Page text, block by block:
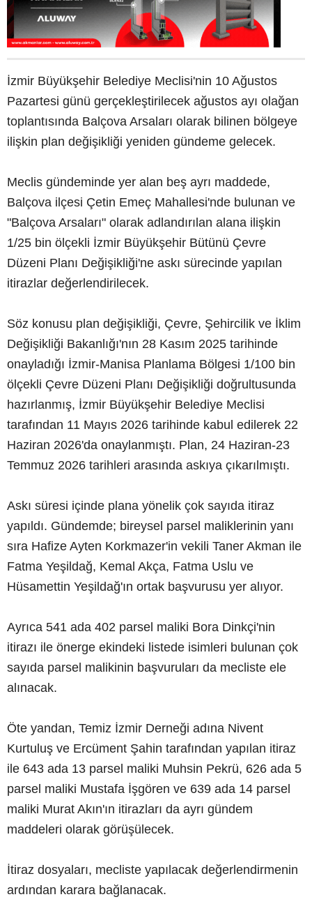
İzmir Büyükşehir Belediye Meclisi'nin 10 Ağustos
Pazartesi günü gerçekleştirilecek ağustos ayı olağan
toplantısında Balçova Arsaları olarak bilinen bölgeye
ilişkin plan değişikliği yeniden gündeme gelecek.
Meclis gündeminde yer alan beş ayrı maddede,
Balçova ilçesi Çetin Emeç Mahallesi'nde bulunan ve
"Balçova Arsaları" olarak adlandırılan alana ilişkin
1/25 bin ölçekli İzmir Büyükşehir Bütünü Çevre
Düzeni Planı Değişikliği'ne askı sürecinde yapılan
itirazlar değerlendirilecek.
Söz konusu plan değişikliği, Çevre, Şehircilik ve İklim
Değişikliği Bakanlığı'nın 28 Kasım 2025 tarihinde
onayladığı İzmir-Manisa Planlama Bölgesi 1/100 bin
ölçekli Çevre Düzeni Planı Değişikliği doğrultusunda
hazırlanmış, İzmir Büyükşehir Belediye Meclisi
tarafından 11 Mayıs 2026 tarihinde kabul edilerek 22
Haziran 2026'da onaylanmıştı. Plan, 24 Haziran-23
Temmuz 2026 tarihleri arasında askıya çıkarılmıştı.
Askı süresi içinde plana yönelik çok sayıda itiraz
yapıldı. Gündemde; bireysel parsel maliklerinin yanı
sıra Hafize Ayten Korkmazer'in vekili Taner Akman ile
Fatma Yeşildağ, Kemal Akça, Fatma Uslu ve
Hüsamettin Yeşildağ'ın ortak başvurusu yer alıyor.
Ayrıca 541 ada 402 parsel maliki Bora Dinkçi'nin
itirazı ile önerge ekindeki listede isimleri bulunan çok
sayıda parsel malikinin başvuruları da mecliste ele
alınacak.
Öte yandan, Temiz İzmir Derneği adına Nivent
Kurtuluş ve Ercüment Şahin tarafından yapılan itiraz
ile 643 ada 13 parsel maliki Muhsin Pekrü, 626 ada 5
parsel maliki Mustafa İşgören ve 639 ada 14 parsel
maliki Murat Akın'ın itirazları da ayrı gündem
maddeleri olarak görüşülecek.
İtiraz dosyaları, mecliste yapılacak değerlendirmenin
ardından karara bağlanacak.